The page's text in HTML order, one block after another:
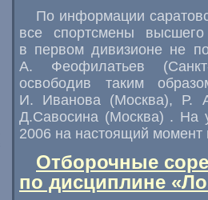
По информации
все спортсмены
в первом дивизионе не
А. Феофилатьев
освободив таким
И. Иванова (Москва), Р.
Д.Савосина (Москва) . На
2006 на настоящий момент
Отборочные
по дисциплине